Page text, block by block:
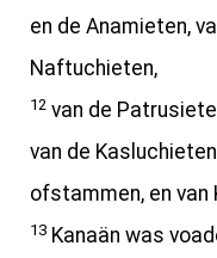
en de Anamieten,
Naftuchieten,
12 van de
van de
ofstammen, en van
13 Kanaän was